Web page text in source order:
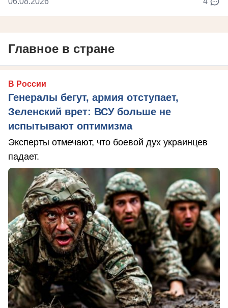
Главное в стране
В России
Генералы бегут, армия отступает,
Зеленский врет: ВСУ больше не
испытывают оптимизма
Эксперты отмечают, что боевой дух украинцев
падает.